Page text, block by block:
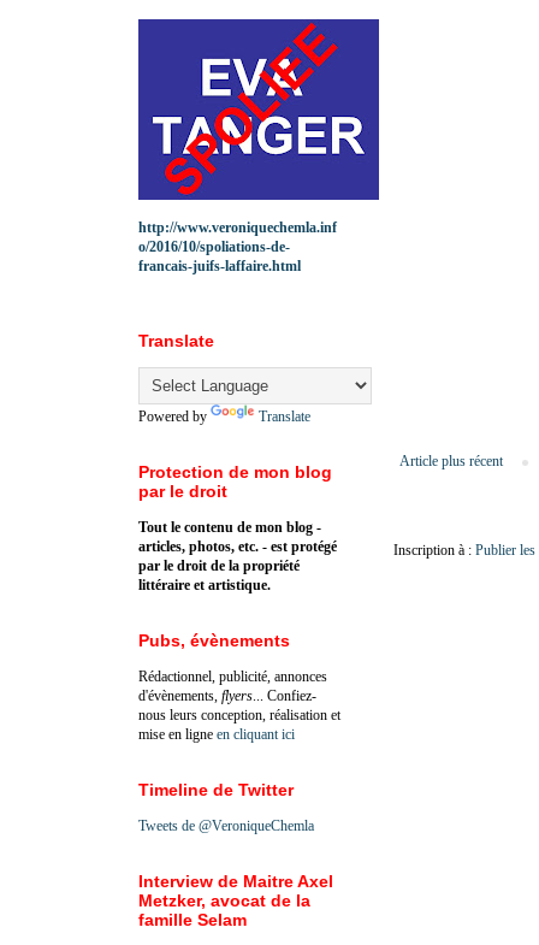
Article plus récent
Inscription à : Publier
http://www.veroniquechemla.inf
o/2016/10/spoliations-de-
francais-juifs-laffaire.html
Translate
Powered by Translate
Protection de mon blog
par le droit
Tout le contenu de mon blog -
articles, photos, etc. - est protégé
par le droit de la propriété
littéraire et artistique.
Pubs, évènements
Rédactionnel, publicité, annonces
d'évènements, flyers ... Confiez-
nous leurs conception, réalisation et
mise en ligne en cliquant ici
Timeline de Twitter
Tweets de @VeroniqueChemla
Interview de Maitre Axel
Metzker, avocat de la
famille Selam